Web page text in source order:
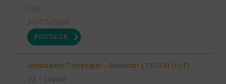
CDI
31/07/2026
POSTULER
Assistante Technique - Beaufort (73034) (H/F)
73 - Savoie